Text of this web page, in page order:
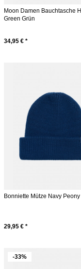
Moon Damen Bauchtasche
Green Grün
34,95 € *
Bonniette Mütze Navy
29,95 € *
-33%